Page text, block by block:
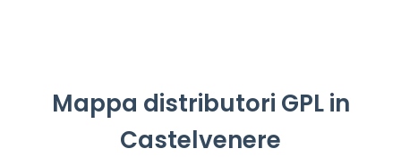
Mappa distributori GPL in
Castelvenere